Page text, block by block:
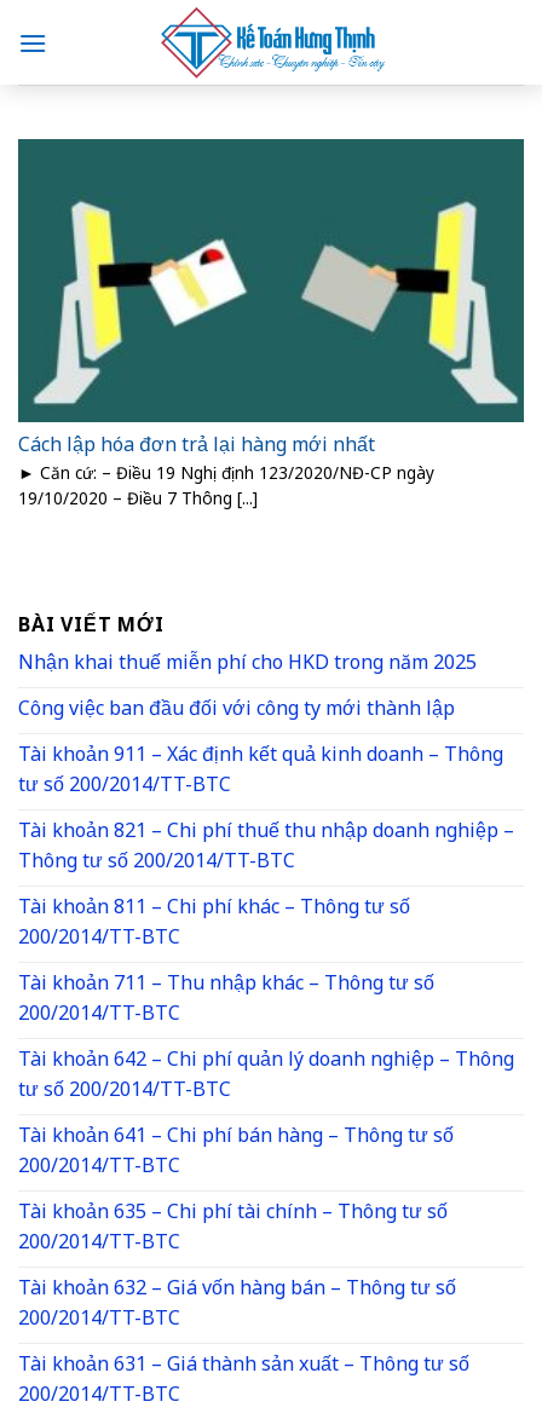
content
Cách lập hóa đơn trả lại hàng mới nhất
► Căn cứ: – Điều 19 Nghị định 123/2020/NĐ-CP ngày
19/10/2020 – Điều 7 Thông [...]
BÀI VIẾT MỚI
Nhận khai thuế miễn phí cho HKD trong năm 2025
Công việc ban đầu đối với công ty mới thành lập
Tài khoản 911 – Xác định kết quả kinh doanh – Thông
tư số 200/2014/TT-BTC
Tài khoản 821 – Chi phí thuế thu nhập doanh nghiệp –
Thông tư số 200/2014/TT-BTC
Tài khoản 811 – Chi phí khác – Thông tư số
200/2014/TT-BTC
Tài khoản 711 – Thu nhập khác – Thông tư số
200/2014/TT-BTC
Tài khoản 642 – Chi phí quản lý doanh nghiệp – Thông
tư số 200/2014/TT-BTC
Tài khoản 641 – Chi phí bán hàng – Thông tư số
200/2014/TT-BTC
Tài khoản 635 – Chi phí tài chính – Thông tư số
200/2014/TT-BTC
Tài khoản 632 – Giá vốn hàng bán – Thông tư số
200/2014/TT-BTC
Tài khoản 631 – Giá thành sản xuất – Thông tư số
200/2014/TT-BTC